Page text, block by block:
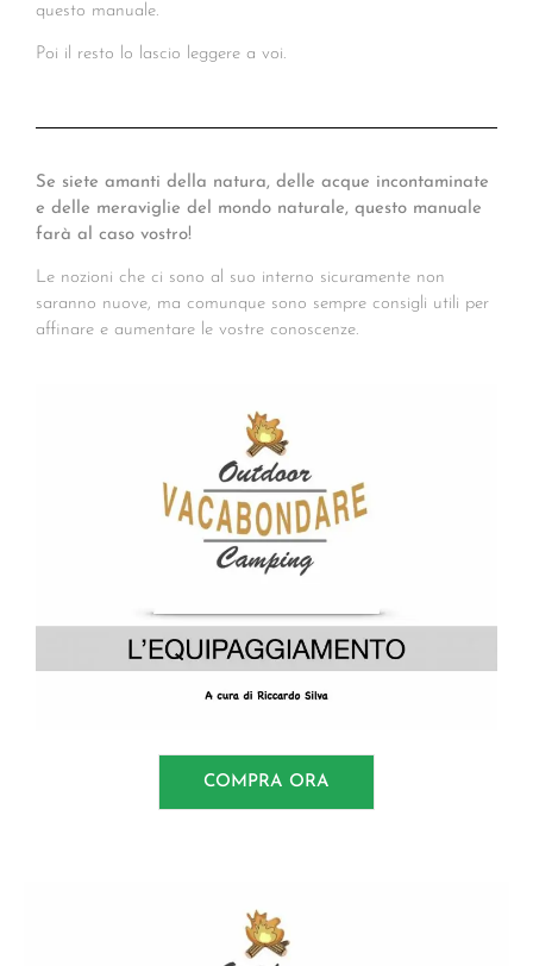
questo manuale.
Poi il resto lo lascio leggere a voi.
Se siete amanti della natura, delle acque incontaminate
e delle meraviglie del mondo naturale, questo manuale
farà al caso vostro!
Le nozioni che ci sono al suo interno sicuramente non
saranno nuove, ma comunque sono sempre consigli utili per
affinare e aumentare le vostre conoscenze.
COMPRA ORA